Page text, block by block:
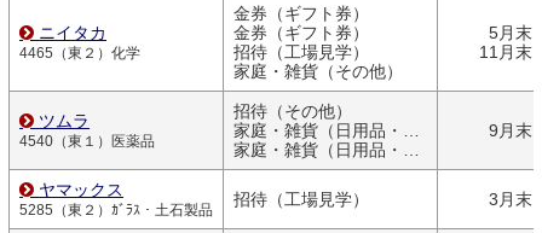
ニイタカ
4465（東２）化学
金券（ギフト券）
金券（ギフト券）
招待（工場見学）
家庭・雑貨（その他）
5月末
11月末
ツムラ
4540（東１）医薬品
招待（その他）
家庭・雑貨（日用品・文房具）
家庭・雑貨（日用品・文房具）
9月末
ヤマックス
5285（東２）ｶﾞﾗｽ・土石製品
招待（工場見学） 3月末